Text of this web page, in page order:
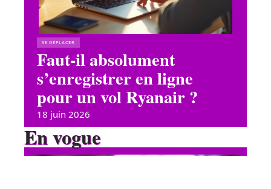
SE DÉPLACER
Faut-il absolument
s’enregistrer en ligne
pour un vol Ryanair ?
18 juin 2026
En vogue